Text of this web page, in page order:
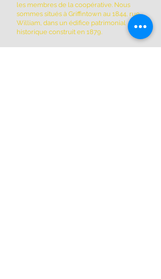
les membres de la coopérative. Nous
sommes situés à Griffintown au 1844, rue
William, dans un édifice patrimonial
historique construit en 1879.